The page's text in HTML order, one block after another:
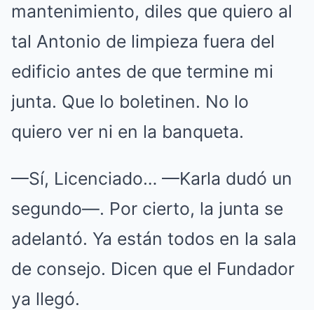
mantenimiento, diles que quiero al
tal Antonio de limpieza fuera del
edificio antes de que termine mi
junta. Que lo boletinen. No lo
quiero ver ni en la banqueta.
—Sí, Licenciado… —Karla dudó un
segundo—. Por cierto, la junta se
adelantó. Ya están todos en la sala
de consejo. Dicen que el Fundador
ya llegó.